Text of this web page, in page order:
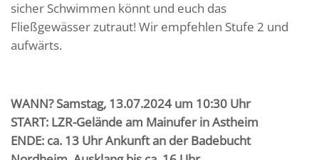
sicher Schwimmen könnt und euch das
Fließgewässer zutraut! Wir empfehlen Stufe 2 und
aufwärts.
WANN? Samstag, 13.07.2024 um 10:30 Uhr
START: LZR-Gelände am Mainufer in Astheim
ENDE: ca. 13 Uhr Ankunft an der Badebucht